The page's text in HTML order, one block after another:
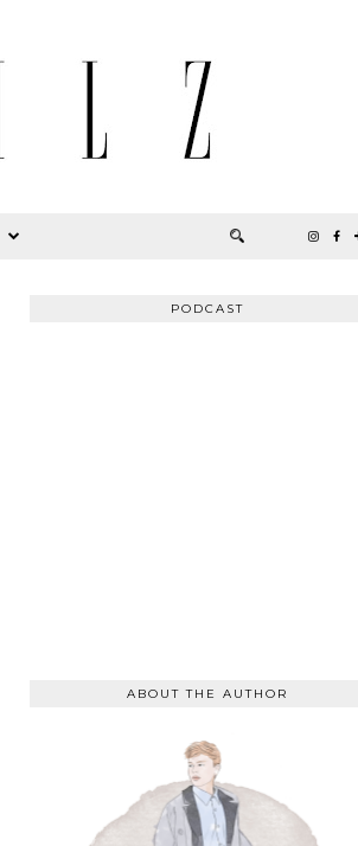
PODCAST
ABOUT THE AUTHOR